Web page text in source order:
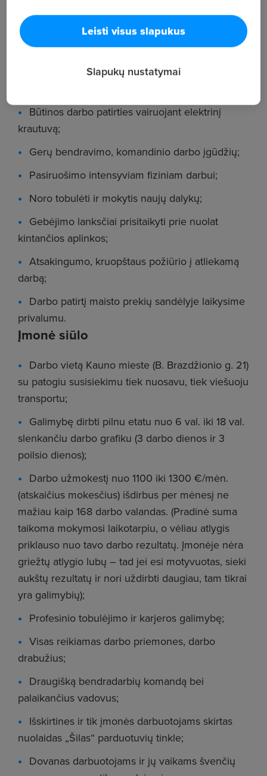
Reikalavimai
6 val. iki 18 val. (darbo grafikas - 3 darbo dienos, 3
Būtinos darbo patirties vairuojant elektrinį
krautuvą;
Gerų bendravimo, komandinio darbo įgūdžių;
Pasiruošimo intensyviam fiziniam darbui;
Noro tobulėti ir mokytis naujų dalykų;
Gebėjimo lanksčiai prisitaikyti prie nuolat
kintančios aplinkos;
Atsakingumo, kruopštaus požiūrio į atliekamą
darbą;
Darbo patirtį maisto prekių sandėlyje laikysime
privalumu.
Įmonė siūlo
Darbo vietą Kauno mieste (B. Brazdžionio g. 21)
su patogiu susisiekimu tiek nuosavu, tiek viešuoju
transportu;
Galimybę dirbti pilnu etatu nuo 6 val. iki 18 val.
slenkančiu darbo grafiku (3 darbo dienos ir 3
poilsio dienos);
Darbo užmokestį nuo 1100 iki 1300 €/mėn.
(atskaičius mokesčius) išdirbus per mėnesį ne
mažiau kaip 168 darbo valandas. (Pradinė suma
taikoma mokymosi laikotarpiu, o vėliau atlygis
priklauso nuo tavo darbo rezultatų. Įmonėje nėra
griežtų atlygio lubų – tad jei esi motyvuotas, sieki
aukštų rezultatų ir nori uždirbti daugiau, tam tikrai
yra galimybių);
Profesinio tobulėjimo ir karjeros galimybę;
Visas reikiamas darbo priemones, darbo
drabužius;
Draugišką bendradarbių komandą bei
palaikančius vadovus;
Išskirtines ir tik įmonės darbuotojams skirtas
nuolaidas „Šilas“ parduotuvių tinkle;
Dovanas darbuotojams ir jų vaikams švenčių
Leisti visus slapukus
Slapukų nustatymai